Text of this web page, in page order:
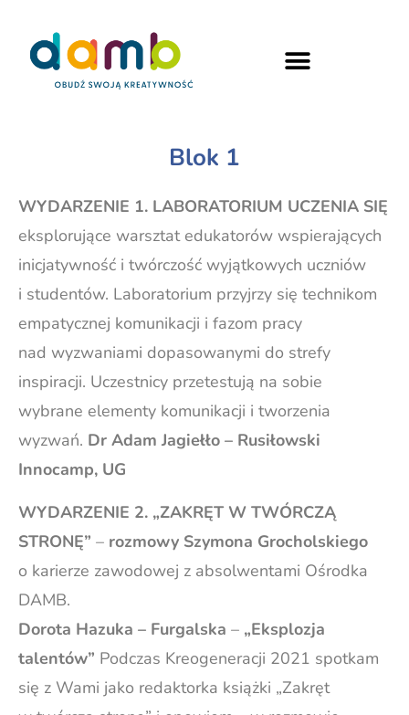
Blok 1
WYDARZENIE 1. LABORATORIUM UCZENIA SIĘ
eksplorujące warsztat edukatorów wspierających
inicjatywność i twórczość wyjątkowych uczniów
i studentów. Laboratorium przyjrzy się technikom
empatycznej komunikacji i fazom pracy
nad wyzwaniami dopasowanymi do strefy
inspiracji. Uczestnicy przetestują na sobie
wybrane elementy komunikacji i tworzenia
wyzwań. Dr Adam Jagiełło – Rusiłowski
Innocamp, UG
WYDARZENIE 2. „ZAKRĘT W TWÓRCZĄ
STRONĘ” – rozmowy Szymona Grocholskiego
o karierze zawodowej z absolwentami Ośrodka
DAMB.
Dorota Hazuka – Furgalska – „Eksplozja
talentów” Podczas Kreogeneracji 2021 spotkam
się z Wami jako redaktorka książki „Zakręt